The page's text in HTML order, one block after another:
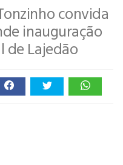
convida
inauguração
de Lajedão